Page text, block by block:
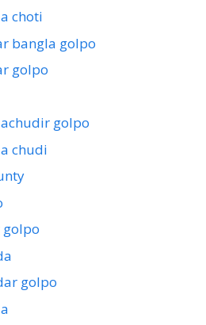
choti
bangla golpo
golpo
golpo
chudi
golpo